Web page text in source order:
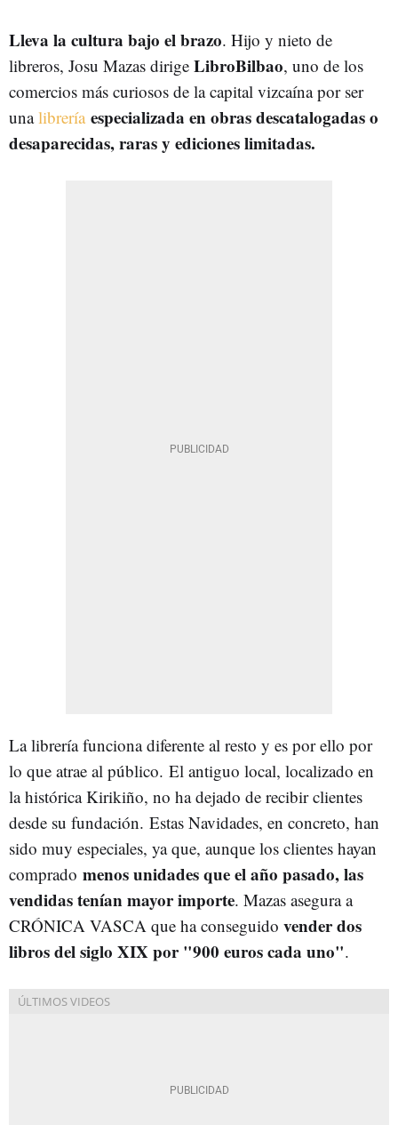
Lleva la cultura bajo el brazo. Hijo y nieto de
libreros, Josu Mazas dirige LibroBilbao, uno de los
comercios más curiosos de la capital vizcaína por ser
unalibreríaespecializada en obras descatalogadas o
desaparecidas, raras y ediciones limitadas.
La librería funciona diferente al resto y es por ello por
lo que atrae al público. El antiguo local, localizado en
la histórica Kirikiño, no ha dejado de recibir clientes
desde su fundación. Estas Navidades, en concreto, han
sido muy especiales, ya que, aunque los clientes hayan
comprado menos unidades que el año pasado, las
vendidas tenían mayor importe. Mazas asegura a
CRÓNICA VASCA que ha conseguido vender dos
libros del siglo XIX por "900 euros cada uno".